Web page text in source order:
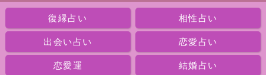
復縁占い 相性占い
出会い占い 恋愛占い
恋愛運 結婚占い